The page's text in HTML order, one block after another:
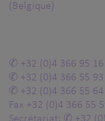
(Belgique)
+32 (0)4 366 95 16
+32 (0)4 366 55 93
+32 (0)4 366 55 64
Fax +32 (0)4 366 55